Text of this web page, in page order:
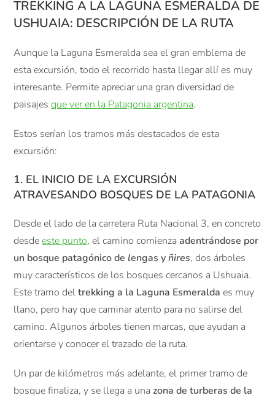
TREKKING A LA LAGUNA ESMERALDA DE
USHUAIA: DESCRIPCIÓN DE LA RUTA
Aunque la Laguna Esmeralda sea el gran emblema de
esta excursión, todo el recorrido hasta llegar allí es muy
interesante. Permite apreciar una gran diversidad de
paisajesque ver en la Patagonia argentina.
Estos serían los tramos más destacados de esta
excursión:
1. EL INICIO DE LA EXCURSIÓN
ATRAVESANDO BOSQUES DE LA PATAGONIA
Desde el lado de la carretera Ruta Nacional 3, en concreto
desdeeste punto, el camino comienzaadentrándose por
un bosque patagónico de lengas yñires, dos árboles
muy característicos de los bosques cercanos a Ushuaia.
Este tramo deltrekking a la Laguna Esmeralda es muy
llano, pero hay que caminar atento para no salirse del
camino. Algunos árboles tienen marcas, que ayudan a
orientarse y conocer el trazado de la ruta.
Un par de kilómetros más adelante, el primer tramo de
bosque finaliza, y se llega a unazona de turberas de la